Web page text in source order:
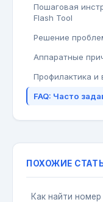
Пошаговая
Flash Tool
Решение
Аппаратные
Профилактика и
FAQ: Часто
ПОХОЖИЕ
Как найти